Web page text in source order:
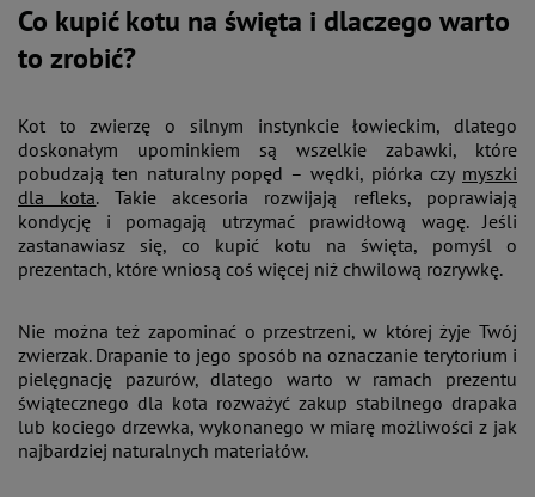
Co kupić kotu na święta i dlaczego warto
to zrobić?
Kot to zwierzę o silnym instynkcie łowieckim, dlatego
doskonałym upominkiem są wszelkie zabawki, które
pobudzają ten naturalny popęd – wędki, piórka czy myszki
dla kota. Takie akcesoria rozwijają refleks, poprawiają
kondycję i pomagają utrzymać prawidłową wagę. Jeśli
zastanawiasz się, co kupić kotu na święta, pomyśl o
prezentach, które wniosą coś więcej niż chwilową rozrywkę.
Nie można też zapominać o przestrzeni, w której żyje Twój
zwierzak. Drapanie to jego sposób na oznaczanie terytorium i
pielęgnację pazurów, dlatego warto w ramach prezentu
świątecznego dla kota rozważyć zakup stabilnego drapaka
lub kociego drzewka, wykonanego w miarę możliwości z jak
najbardziej naturalnych materiałów.